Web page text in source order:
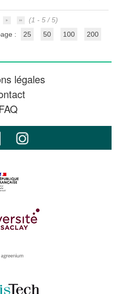
(1 - 5 / 5)
:
25 50 100 200
légales